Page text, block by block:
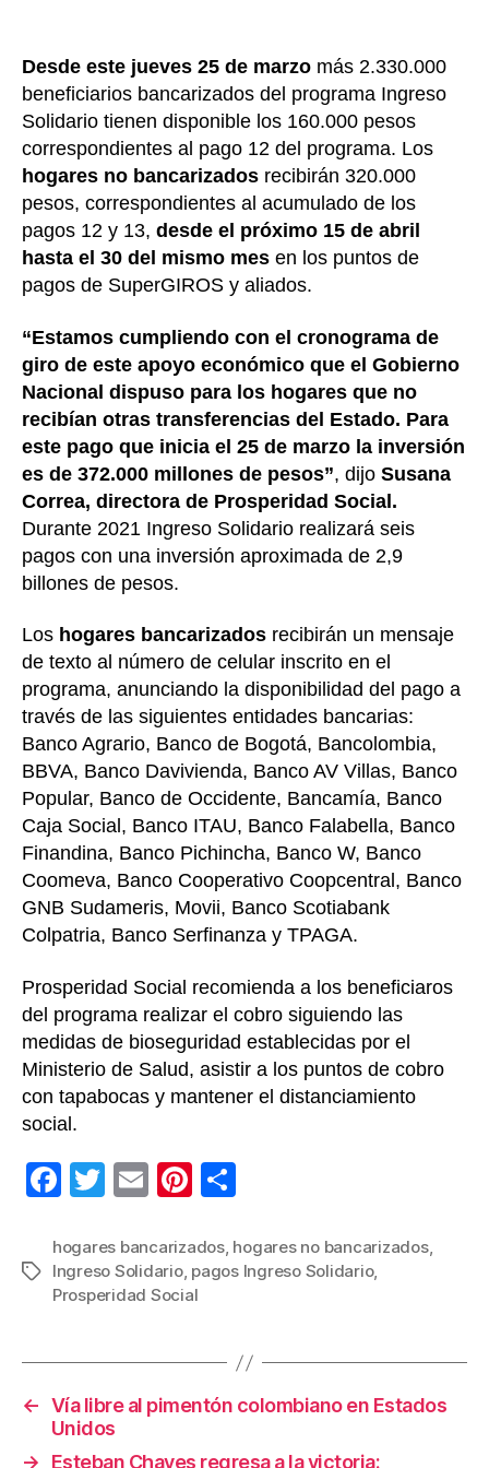
Desde este jueves 25 de marzo más 2.330.000
beneficiarios bancarizados del programa Ingreso
Solidario tienen disponible los 160.000 pesos
correspondientes al pago 12 del programa. Los
hogares no bancarizados recibirán 320.000
pesos, correspondientes al acumulado de los
pagos 12 y 13, desde el próximo 15 de abril
hasta el 30 del mismo mes en los puntos de
pagos de SuperGIROS y aliados.
“Estamos cumpliendo con el cronograma de
giro de este apoyo económico que el Gobierno
Nacional dispuso para los hogares que no
recibían otras transferencias del Estado. Para
este pago que inicia el 25 de marzo la inversión
es de 372.000 millones de pesos”, dijo Susana
Correa, directora de Prosperidad Social.
Durante 2021 Ingreso Solidario realizará seis
pagos con una inversión aproximada de 2,9
billones de pesos.
Los hogares bancarizados recibirán un mensaje
de texto al número de celular inscrito en el
programa, anunciando la disponibilidad del pago a
través de las siguientes entidades bancarias:
Banco Agrario, Banco de Bogotá, Bancolombia,
BBVA, Banco Davivienda, Banco AV Villas, Banco
Popular, Banco de Occidente, Bancamía, Banco
Caja Social, Banco ITAU, Banco Falabella, Banco
Finandina, Banco Pichincha, Banco W, Banco
Coomeva, Banco Cooperativo Coopcentral, Banco
GNB Sudameris, Movii, Banco Scotiabank
Colpatria, Banco Serfinanza y TPAGA.
Prosperidad Social recomienda a los beneficiaros
del programa realizar el cobro siguiendo las
medidas de bioseguridad establecidas por el
Ministerio de Salud, asistir a los puntos de cobro
con tapabocas y mantener el distanciamiento
social.
F
c
e
o
o
k
T
tt
er
E
ail
Pi
er
e
m
p
tir
Etiquetas
hogares bancarizados, hogares no bancarizados,
Ingreso Solidario, pagos Ingreso Solidario,
Prosperidad Social
← Vía libre al pimentón colombiano en Estados
Unidos
→
Esteban Chaves regresa a la victoria: